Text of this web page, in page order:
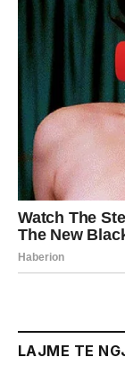
LAJME TE